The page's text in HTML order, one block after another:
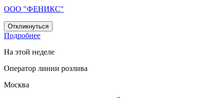
ООО "ФЕНИКС"
Откликнуться
Подробнее
На этой неделе
Оператор линии розлива
Москва